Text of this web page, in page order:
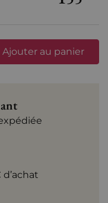
Ajouter au panier